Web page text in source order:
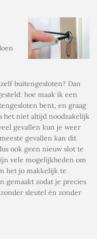
buitengesloten? Dan
hoe maak ik een
bent, en graag
het niet altijd noodzakelijk
gevallen kun je weer
gevallen kan dit
ook geen nieuw slot te
vele mogelijkheden om
het jo makkelijk te
gemaakt zodat je precies
sleutel én zonder